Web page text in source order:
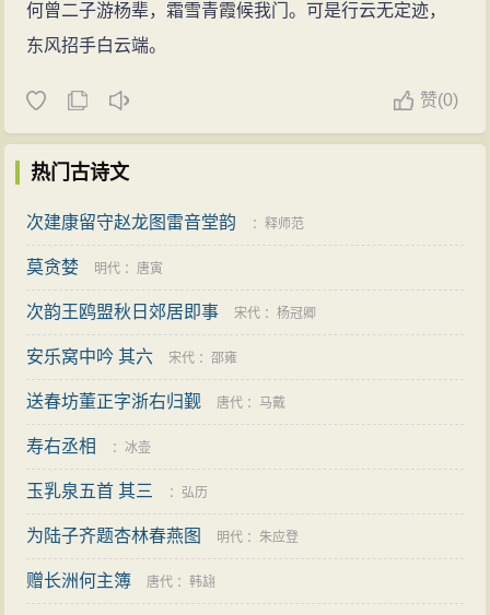
何曾二子游杨辈，霜雪青霞候我门。可是行云无定迹，
东风招手白云端。
赞(0)
热门古诗文
次建康留守赵龙图雷音堂韵 ：释师范
莫贪婪 明代 ： 唐寅
次韵王鸥盟秋日郊居即事 宋代 ：杨冠卿
安乐窝中吟 其六 宋代 ：邵雍
送春坊董正字浙右归觐 唐代 ：马戴
寿右丞相 ：冰壶
玉乳泉五首 其三 ： 弘历
为陆子齐题杏林春燕图 明代 ：朱应登
赠长洲何主簿 唐代 ：韩翃